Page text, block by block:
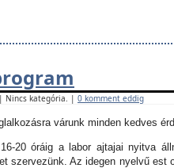
Nincs kategória. | 0 komment eddig
várunk minden kedves
16-20 óráig a labor ajtajai nyitva
szervezünk. Az idegen nyelvű est